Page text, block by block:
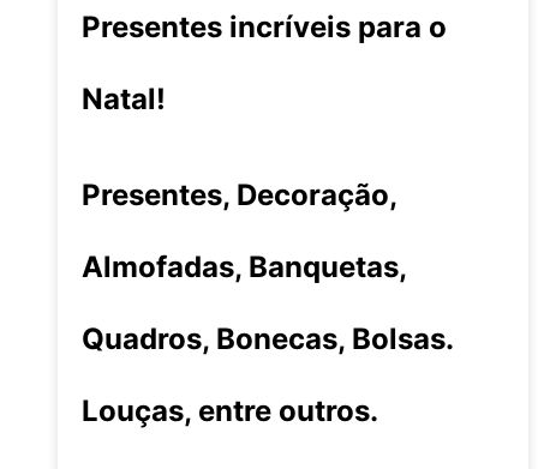
Presentes incríveis para o
Natal!
Presentes, Decoração,
Almofadas, Banquetas,
Quadros, Bonecas, Bolsas.
Louças, entre outros.